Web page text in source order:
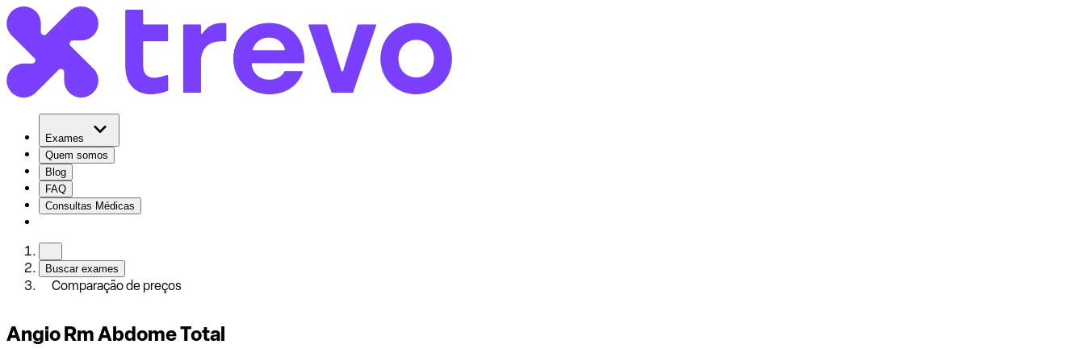
Exames
Quem somos
Blog
FAQ
Consultas Médicas
Buscar exames
Comparação de preços
Angio Rm Abdome Total